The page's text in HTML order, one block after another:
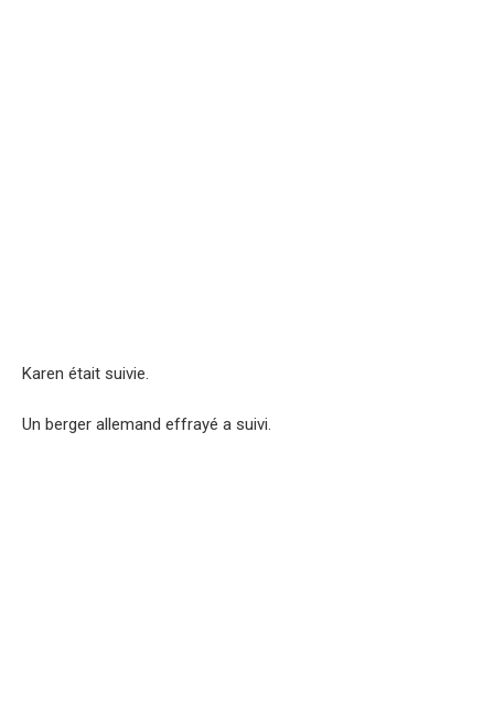
Karen était suivie.
Un berger allemand effrayé a suivi.